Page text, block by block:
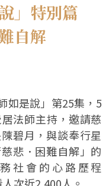
」特別篇
自解
如是說」第25集，5
法師主持，邀請慈
碧月，與談奉行星
悲．困難自解」的
社會的心路歷程